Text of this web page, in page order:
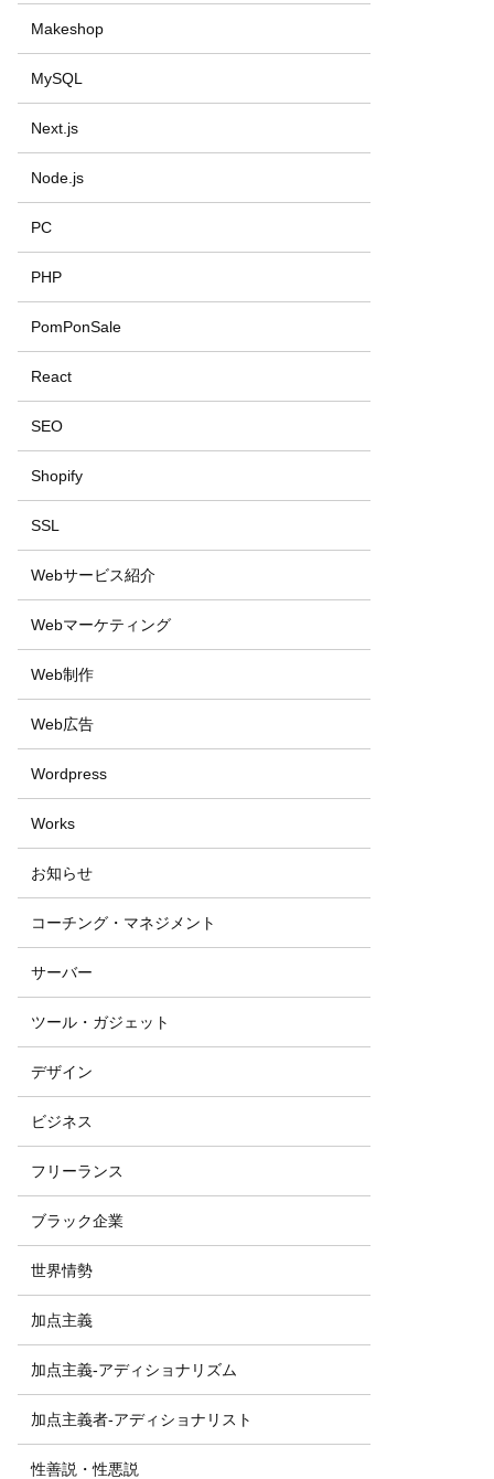
Makeshop
MySQL
Next.js
Node.js
PC
PHP
PomPonSale
React
SEO
Shopify
SSL
Webサービス紹介
Webマーケティング
Web制作
Web広告
Wordpress
Works
お知らせ
コーチング・マネジメント
サーバー
ツール・ガジェット
デザイン
ビジネス
フリーランス
ブラック企業
世界情勢
加点主義
加点主義-アディショナリズム
加点主義者-アディショナリスト
性善説・性悪説